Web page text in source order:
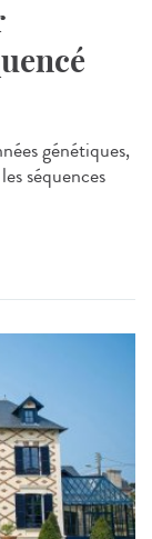
génétiques,
séquences